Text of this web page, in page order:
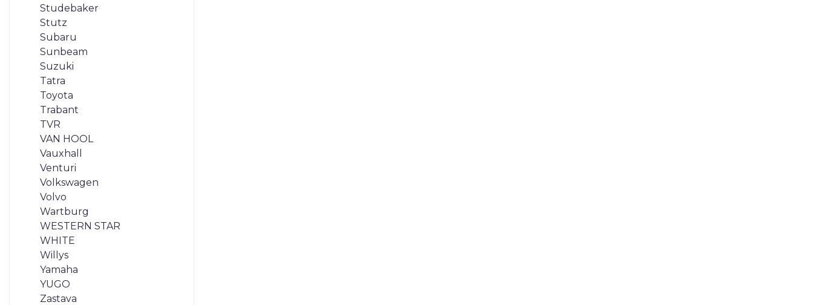
Studebaker
Stutz
Subaru
Sunbeam
Suzuki
Tatra
Toyota
Trabant
TVR
VAN HOOL
Vauxhall
Venturi
Volkswagen
Volvo
Wartburg
WESTERN STAR
WHITE
Willys
Yamaha
YUGO
Zastava